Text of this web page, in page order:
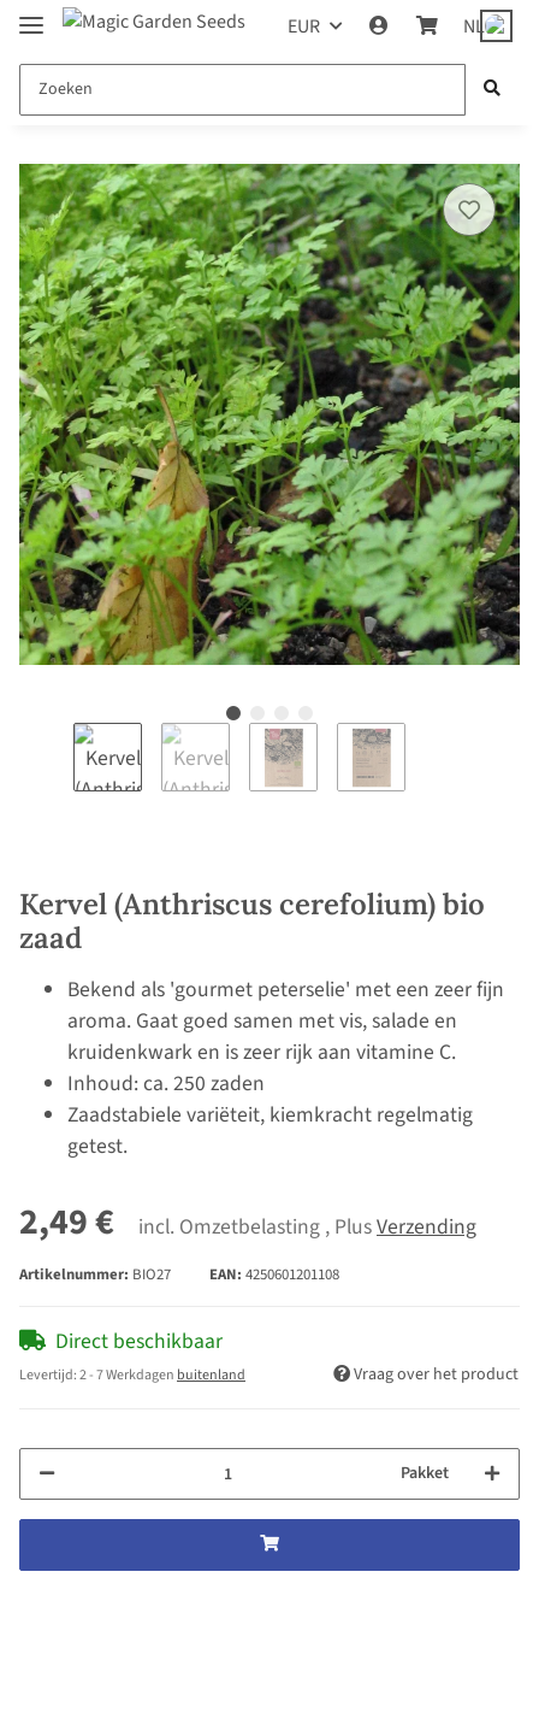
EUR NL
Kervel (Anthriscus cerefolium) bio
zaad
Bekend als 'gourmet peterselie' met een zeer fijn
aroma. Gaat goed samen met vis, salade en
kruidenkwark en is zeer rijk aan vitamine C.
Inhoud: ca. 250 zaden
Zaadstabiele variëteit, kiemkracht regelmatig
getest.
2,49 € incl. Omzetbelasting , PlusVerzending
Artikelnummer: BIO27 EAN: 4250601201108
Direct beschikbaar
Levertijd:2 - 7 Werkdagen buitenland Vraag over het product
Pakket